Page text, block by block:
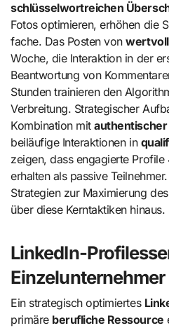
schlüsselwortreichen
Fotos optimieren, erhöhen die
fache. Das Posten von
Woche, die Interaktion in der
Beantwortung von
Stunden trainieren den
Verbreitung. Strategischer
Kombination mit
beiläufige Interaktionen in
zeigen, dass engagierte
erhalten als passive
Strategien zur Maximierung
über diese Kerntaktiken hinaus.
LinkedIn-
Einzelunternehmer
Ein strategisch optimiertes
primäre berufliche Ressource